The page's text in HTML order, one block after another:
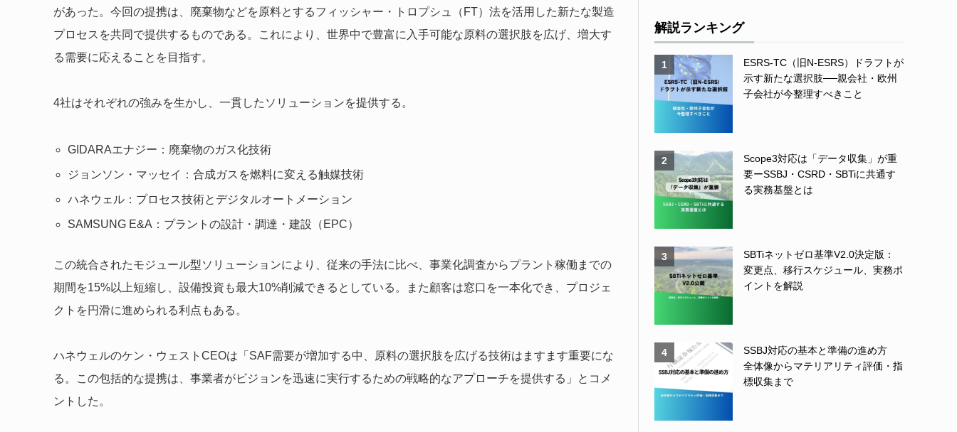
があった。今回の提携は、廃棄物などを原料とするフィッシャー・トロプシュ（FT）法を活用した新たな製造
プロセスを共同で提供するものである。これにより、世界中で豊富に入手可能な原料の選択肢を広げ、増大す
る需要に応えることを目指す。
4社はそれぞれの強みを生かし、一貫したソリューションを提供する。
GIDARAエナジー：廃棄物のガス化技術
ジョンソン・マッセイ：合成ガスを燃料に変える触媒技術
ハネウェル：プロセス技術とデジタルオートメーション
SAMSUNG E&A：プラントの設計・調達・建設（EPC）
この統合されたモジュール型ソリューションにより、従来の手法に比べ、事業化調査からプラント稼働までの
期間を15%以上短縮し、設備投資も最大10%削減できるとしている。また顧客は窓口を一本化でき、プロジェ
クトを円滑に進められる利点もある。
ハネウェルのケン・ウェストCEOは「SAF需要が増加する中、原料の選択肢を広げる技術はますます重要にな
る。この包括的な提携は、事業者がビジョンを迅速に実行するための戦略的なアプローチを提供する」とコメ
ントした。
解説ランキング
1
ESRS-TC（旧N-ESRS）ドラフトが
示す新たな選択肢──親会社・欧州
子会社が今整理すべきこと
2
Scope3対応は「データ収集」が重
要ーSSBJ・CSRD・SBTiに共通す
る実務基盤とは
3
SBTiネットゼロ基準V2.0決定版：
変更点、移行スケジュール、実務ポ
イントを解説
4
SSBJ対応の基本と準備の進め方
全体像からマテリアリティ評価・指
標収集まで